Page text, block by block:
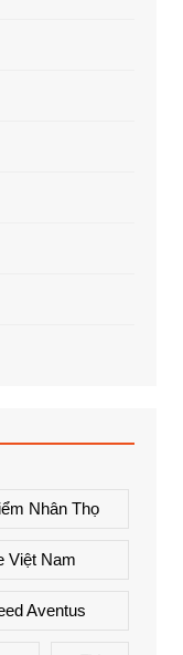
Nhân Thọ
Việt Nam
Aventus